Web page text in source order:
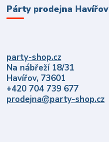
Párty prodejna Havířov
party-shop.cz
Na nábřeží 18/31
Havířov, 73601
+420 704 739 677
prodejna@party-shop.cz